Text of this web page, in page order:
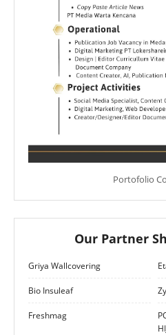
Portofolio
Our Partner
Griya Wallcovering
Bio Insuleaf
Freshmag